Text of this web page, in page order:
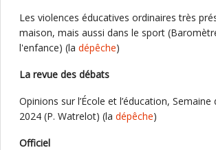
Les violences éducatives ordinaires très
maison, mais aussi dans le sport
l'enfance) (la dépêche)
La revue des débats
Opinions sur l’École et l’éducation,
2024 (P. Watrelot) (la dépêche)
Officiel